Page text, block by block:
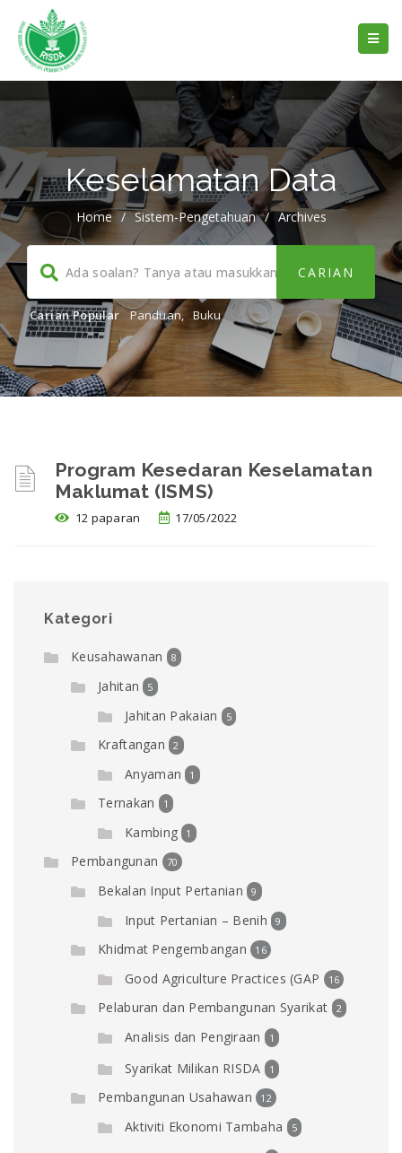
Keselamatan Data
Home / Sistem-Pengetahuan / Archives
Carian Popular Panduan, Buku
Program Kesedaran Keselamatan
Maklumat (ISMS)
12 paparan 17/05/2022
Kategori
Keusahawanan 8
Jahitan 5
Jahitan Pakaian 5
Kraftangan 2
Anyaman 1
Ternakan 1
Kambing 1
Pembangunan 70
Bekalan Input Pertanian 9
Input Pertanian – Benih 9
Khidmat Pengembangan 16
Good Agriculture Practices (GAP 16
Pelaburan dan Pembangunan Syarikat 2
Analisis dan Pengiraan 1
Syarikat Milikan RISDA 1
Pembangunan Usahawan 12
Aktiviti Ekonomi Tambaha 5